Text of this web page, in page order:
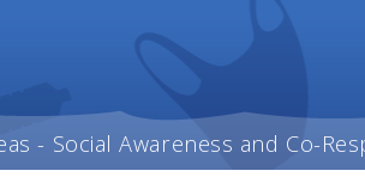
- Social Awareness and Co-